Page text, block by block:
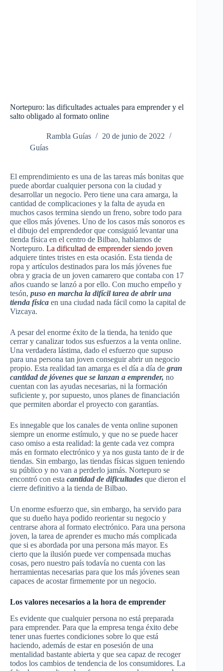
Nortepuro: las dificultades actuales para emprender y el
salto obligado al formato online
Rambla Guías
20 de junio de 2022
Guías
El emprendimiento es una de las tareas más bonitas que
puede abordar cualquier persona con la ciudad y
desarrollar un negocio. Pero tiene una cara amarga, la
cantidad de complicaciones y la falta de ayuda en
muchos casos termina siendo un freno, sobre todo para
que ellos más jóvenes. Uno de los casos más sonoros es
el dibujo del emprendedor que consiguió levantar una
tienda física en el centro de Bilbao, hablamos de
Nortepuro. La dificultad de emprender siendo joven
adquiere tintes tristes en esta ocasión. Esta tienda de
ropa y artículos destinados para los más jóvenes fue
obra y gracia de un joven camarero que contaba con 17
años cuando se lanzó a por ello. Con mucho empeño y
tesón, puso en marcha la difícil tarea de abrir una
tienda física en una ciudad nada fácil como la capital de
Vizcaya.
A pesar del enorme éxito de la tienda, ha tenido que
cerrar y canalizar todos sus esfuerzos a la venta online.
Una verdadera lástima, dado el esfuerzo que supuso
para una persona tan joven conseguir abrir un negocio
propio. Esta realidad tan amarga es el día a día de gran
cantidad de jóvenes que se lanzan a emprender, no
cuentan con las ayudas necesarias, ni la formación
suficiente y, por supuesto, unos planes de financiación
que permiten abordar el proyecto con garantías.
Es innegable que los canales de venta online suponen
siempre un enorme estímulo, y que no se puede hacer
caso omiso a esta realidad: la gente cada vez compra
más en formato electrónico y ya nos gusta tanto de ir de
tiendas. Sin embargo, las tiendas físicas siguen teniendo
su público y no van a perderlo jamás. Nortepuro se
encontró con esta cantidad de dificultades que dieron el
cierre definitivo a la tienda de Bilbao.
Un enorme esfuerzo que, sin embargo, ha servido para
que su dueño haya podido reorientar su negocio y
centrarse ahora al formato electrónico. Para una persona
joven, la tarea de aprender es mucho más complicada
que si es abordada por una persona más mayor. Es
cierto que la ilusión puede ver compensada muchas
cosas, pero nuestro país todavía no cuenta con las
herramientas necesarias para que los más jóvenes sean
capaces de acostar firmemente por un negocio.
Los valores necesarios a la hora de emprender
Es evidente que cualquier persona no está preparada
para emprender. Para que la empresa tenga éxito debe
tener unas fuertes condiciones sobre lo que está
haciendo, además de estar en posesión de una
mentalidad bastante abierta y que sea capaz de recoger
todos los cambios de tendencia de los consumidores. La